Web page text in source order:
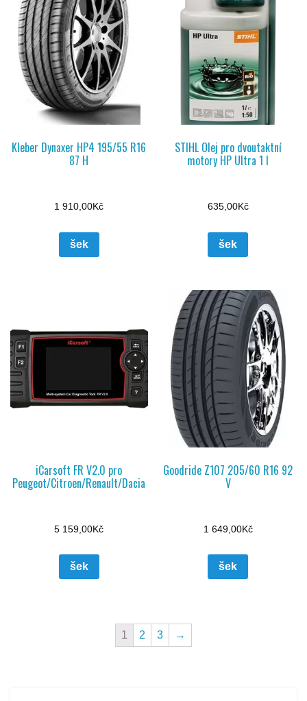
Kleber Dynaxer HP4 195/55 R16
87 H
1 910,00Kč
šek
STIHL Olej pro dvoutaktní
motory HP Ultra 1 l
635,00Kč
šek
iCarsoft FR V2.0 pro
Peugeot/Citroen/Renault/Dacia
5 159,00Kč
šek
Goodride Z107 205/60 R16 92
V
1 649,00Kč
šek
1 2 3 →